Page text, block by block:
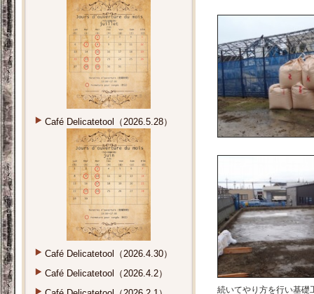
Café Delicatetool（2026.5.28）
Café Delicatetool（2026.4.30）
Café Delicatetool（2026.4.2）
続いてやり方を行い基礎